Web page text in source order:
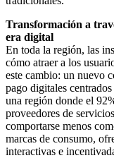
Transformación a
era digital
En toda la región, las
cómo atraer a los
este cambio: un nuevo
pago digitales
una región donde el
proveedores de
comportarse menos
marcas de consumo,
interactivas e